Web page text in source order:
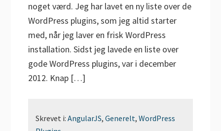
noget værd. Jeg har lavet en ny liste over de
WordPress plugins, som jeg altid starter
med, når jeg laver en frisk WordPress
installation. Sidst jeg lavede en liste over
gode WordPress plugins, var i december
2012. Knap […]
Skrevet i:AngularJS,Generelt,WordPress